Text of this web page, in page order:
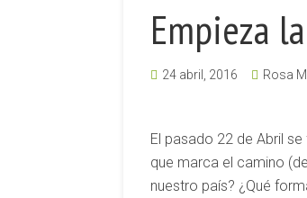
Empieza
24 abril, 2016 Rosa
El pasado 22 de Abril
que marca el camino
nuestro país? ¿Qué